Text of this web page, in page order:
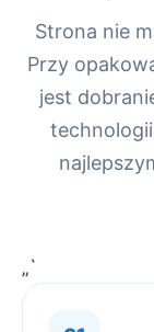
Strona nie
Przy
jest
„`